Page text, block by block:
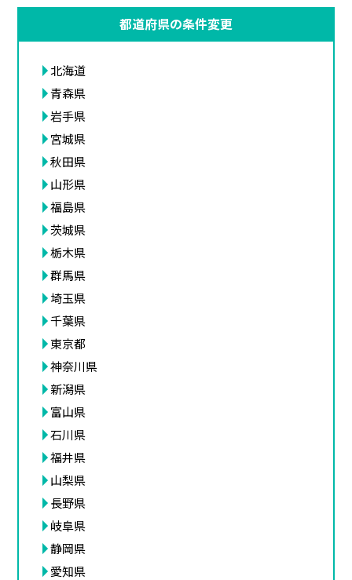
都道府県の条件変更
北海道
青森県
岩手県
宮城県
秋田県
山形県
福島県
茨城県
栃木県
群馬県
埼玉県
千葉県
東京都
神奈川県
新潟県
富山県
石川県
福井県
山梨県
長野県
岐阜県
静岡県
愛知県